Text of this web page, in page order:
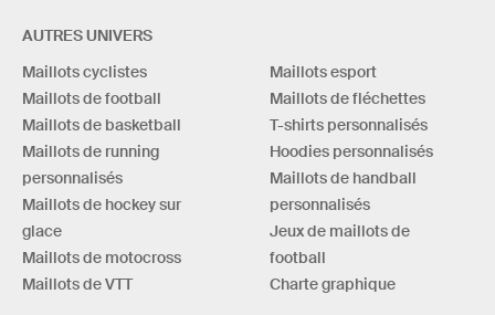
AUTRES UNIVERS
Maillots cyclistes
Maillots de football
Maillots de basketball
Maillots de running
personnalisés
Maillots de hockey sur
glace
Maillots de motocross
Maillots de VTT
Maillots esport
Maillots de fléchettes
T-shirts personnalisés
Hoodies personnalisés
Maillots de handball
personnalisés
Jeux de maillots de
football
Charte graphique